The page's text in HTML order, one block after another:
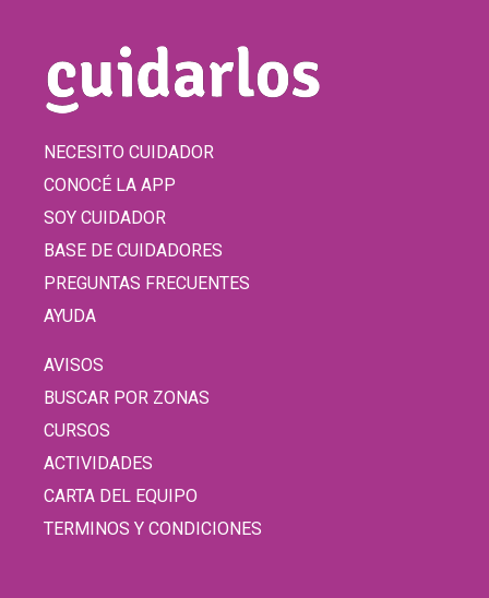
NECESITO CUIDADOR
CONOCÉ LA APP
SOY CUIDADOR
BASE DE CUIDADORES
PREGUNTAS FRECUENTES
AYUDA
AVISOS
BUSCAR POR ZONAS
CURSOS
ACTIVIDADES
CARTA DEL EQUIPO
TERMINOS Y CONDICIONES